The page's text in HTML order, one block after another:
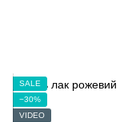
SALE
−30%
VIDEO